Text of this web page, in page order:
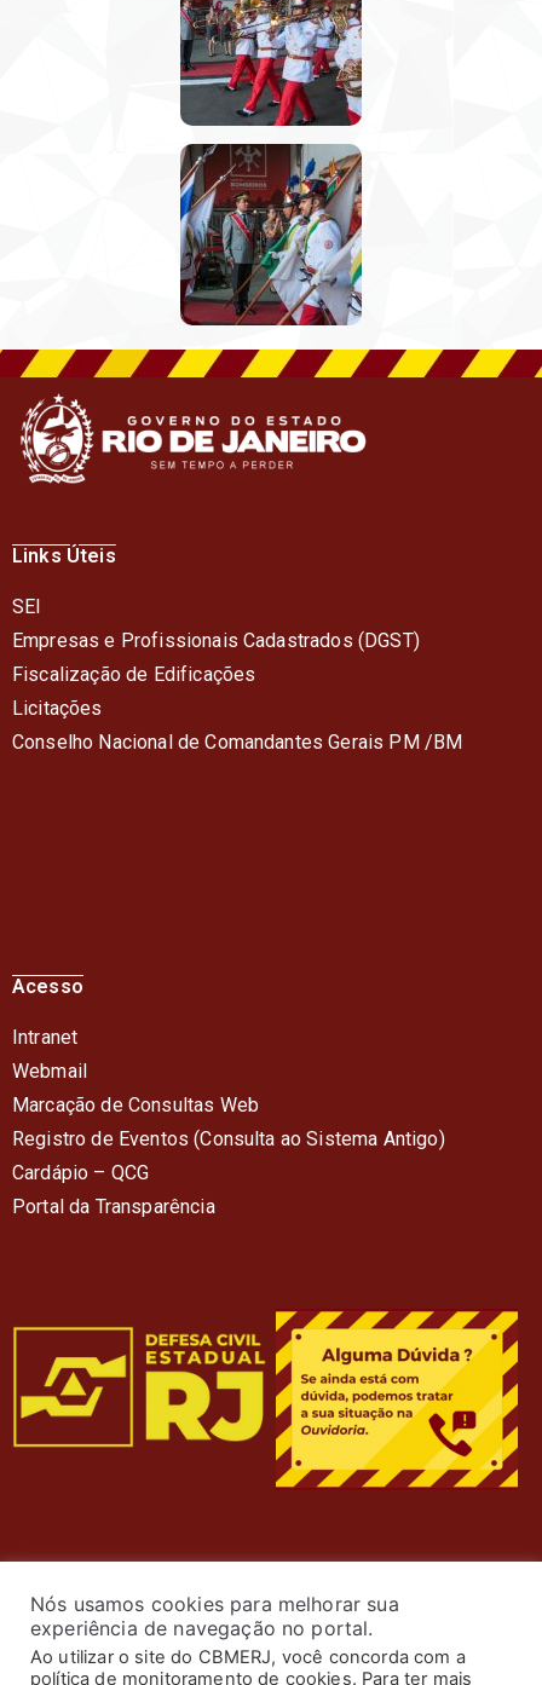
Links Úteis
SEI
Empresas e Profissionais Cadastrados (DGST)
Fiscalização de Edificações
Licitações
Conselho Nacional de Comandantes Gerais PM /BM
Acesso
Intranet
Webmail
Marcação de Consultas Web
Registro de Eventos (Consulta ao Sistema Antigo)
Cardápio – QCG
Portal da Transparência
Nós usamos cookies para melhorar sua
experiência de navegação no portal.
Ao utilizar o site do CBMERJ, você concorda com a
política de monitoramento de cookies. Para ter mais